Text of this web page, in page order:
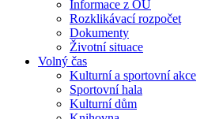
Informace z OÚ
Rozklikávací rozpočet
Dokumenty
Životní situace
Volný čas
Kulturní a sportovní akce
Sportovní hala
Kulturní dům